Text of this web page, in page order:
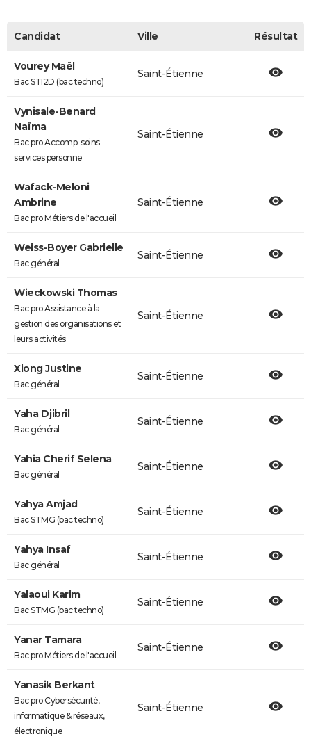
Candidat Ville Résultat
Vourey Maël
Bac STI2D (bac techno)
Saint-Étienne
Vynisale-Benard
Naïma
Bac pro Accomp. soins
services personne
Saint-Étienne
Wafack-Meloni
Ambrine
Bac pro Métiers de l'accueil
Saint-Étienne
Weiss-Boyer Gabrielle
Bac général
Saint-Étienne
Wieckowski Thomas
Bac pro Assistance à la
gestion des organisations et
leurs activités
Saint-Étienne
Xiong Justine
Bac général
Saint-Étienne
Yaha Djibril
Bac général
Saint-Étienne
Yahia Cherif Selena
Bac général
Saint-Étienne
Yahya Amjad
Bac STMG (bac techno)
Saint-Étienne
Yahya Insaf
Bac général
Saint-Étienne
Yalaoui Karim
Bac STMG (bac techno)
Saint-Étienne
Yanar Tamara
Bac pro Métiers de l'accueil
Saint-Étienne
Yanasik Berkant
Bac pro Cybersécurité,
informatique & réseaux,
électronique
Saint-Étienne